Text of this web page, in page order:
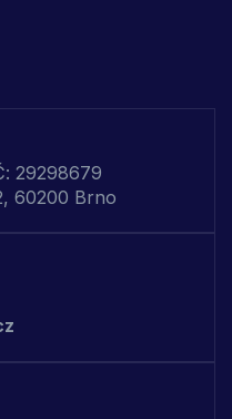
29298679
60200 Brno